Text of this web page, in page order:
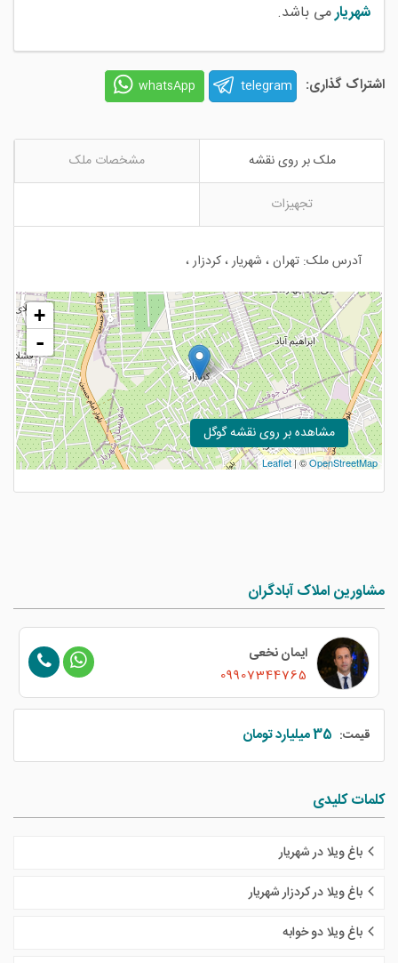
شهریارمی باشد.
اشتراک گذاری: telegram
whatsApp
ملک بر روی نقشه مشخصات ملک
تجهیزات
آدرس ملک: تهران ، شهریار ، کردزار ،
+
-
Leaflet| ©OpenStreetMap
مشاهده بر روی نقشه گوگل
مشاورین املاک آبادگران
ایمان نخعی
09907344765
قیمت: 35 میلیارد تومان
کلمات کلیدی
باغ ویلا در شهریار
باغ ویلا در کردزار شهریار
باغ ویلا دو خوابه